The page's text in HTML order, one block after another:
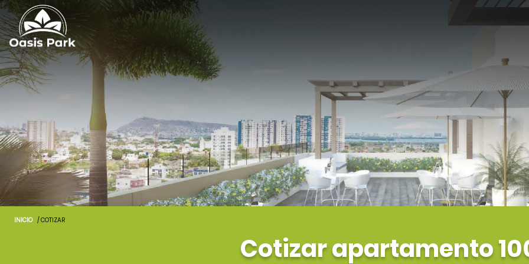
INICIO / COTIZAR
Cotizar apartamento